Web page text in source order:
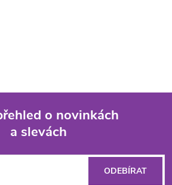
o novinkách
a slevách
ODEBÍRAT